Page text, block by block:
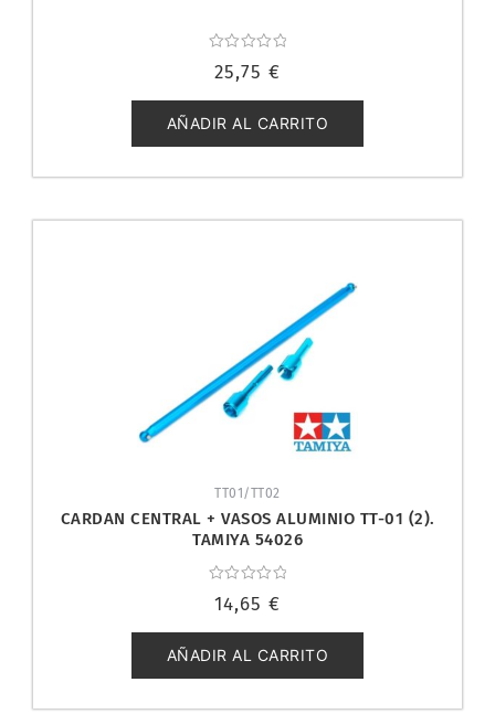
con
de
5
25,75 €
AÑADIR AL CARRITO
TT01/TT02
CARDAN CENTRAL + VASOS ALUMINIO TT-01 (2).
TAMIYA 54026
con
de
5
14,65 €
AÑADIR AL CARRITO